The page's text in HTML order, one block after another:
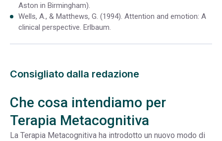
Aston in Birmingham).
Wells, A., & Matthews, G. (1994). Attention and emotion: A
clinical perspective. Erlbaum.
Consigliato dalla redazione
Che cosa intendiamo per
Terapia Metacognitiva
La Terapia Metacognitiva ha introdotto un nuovo modo di